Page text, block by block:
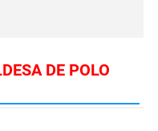
DE POLO